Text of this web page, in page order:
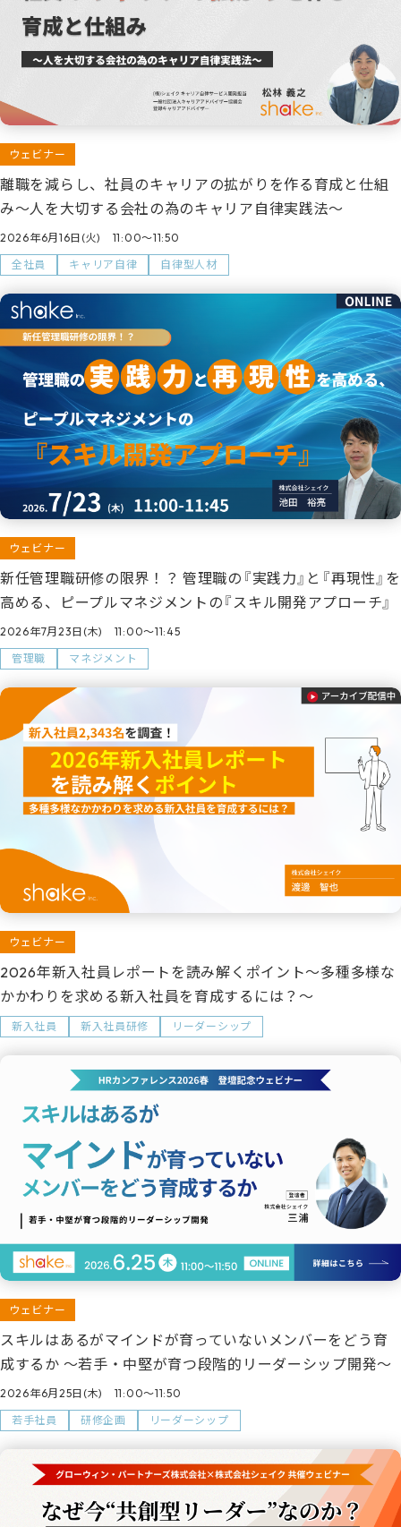
ウェビナー
離職を減らし、社員のキャリアの拡がりを作る育成と仕組
み～人を大切する会社の為のキャリア自律実践法～
2026年6月16日(火) 11:00～11:50
全社員
キャリア自律 自律型人材
ウェビナー
新任管理職研修の限界！？ 管理職の『実践力』と『再現性』を
高める、ピープルマネジメントの『スキル開発アプローチ』
2026年7月23日(木) 11:00～11:45
管理職
マネジメント
ウェビナー
2026年新入社員レポートを読み解くポイント～多種多様な
かかわりを求める新入社員を育成するには？～
新入社員 新入社員研修 リーダーシップ
ウェビナー
スキルはあるがマインドが育っていないメンバーをどう育
成するか ～若手・中堅が育つ段階的リーダーシップ開発～
2026年6月25日(木) 11:00～11:50
若手社員
研修企画 リーダーシップ